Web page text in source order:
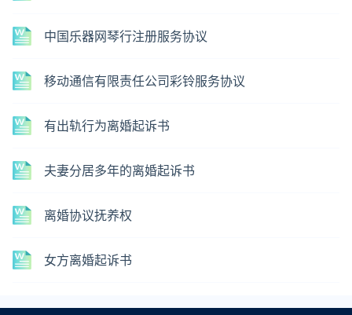
中国乐器网琴行注册服务协议
移动通信有限责任公司彩铃服务协议
有出轨行为离婚起诉书
夫妻分居多年的离婚起诉书
离婚协议抚养权
女方离婚起诉书